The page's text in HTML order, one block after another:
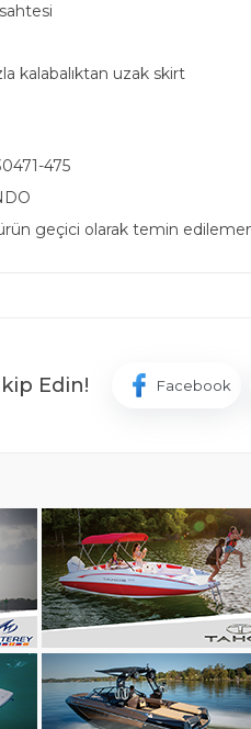
kalabalıktan uzak skirt
475
geçici olarak temin
Edin! Facebook